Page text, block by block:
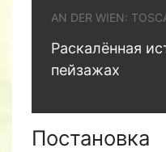
АN DER WIEN:
Раскалённая
пейзажах
Постановка